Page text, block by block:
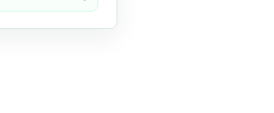
なって質の高い医